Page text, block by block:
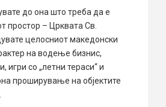
до она што треба да е
простор – Црквата Св.
целосниот македонски
на водење бизнис,
со „летни тераси“ и
проширување на објектите